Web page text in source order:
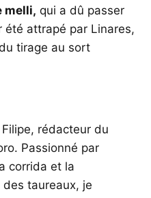
melli, qui a dû passer
été attrapé par Linares,
tirage au sort
rédacteur du
Passionné par
corrida et la
taureaux, je